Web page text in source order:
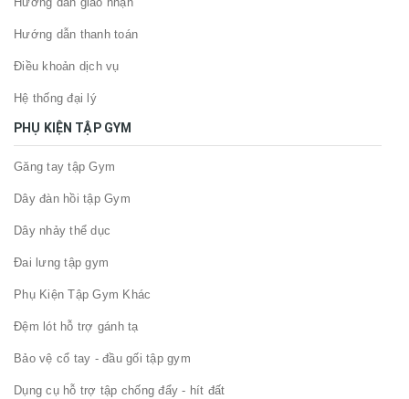
Hướng dẫn thanh toán
Điều khoản dịch vụ
Hệ thống đại lý
PHỤ KIỆN TẬP GYM
Găng tay tập Gym
Dây đàn hồi tập Gym
Dây nhảy thể dục
Đai lưng tập gym
Phụ Kiện Tập Gym Khác
Đệm lót hỗ trợ gánh tạ
Bảo vệ cổ tay - đầu gối tập gym
Dụng cụ hỗ trợ tập chống đẩy - hít đất